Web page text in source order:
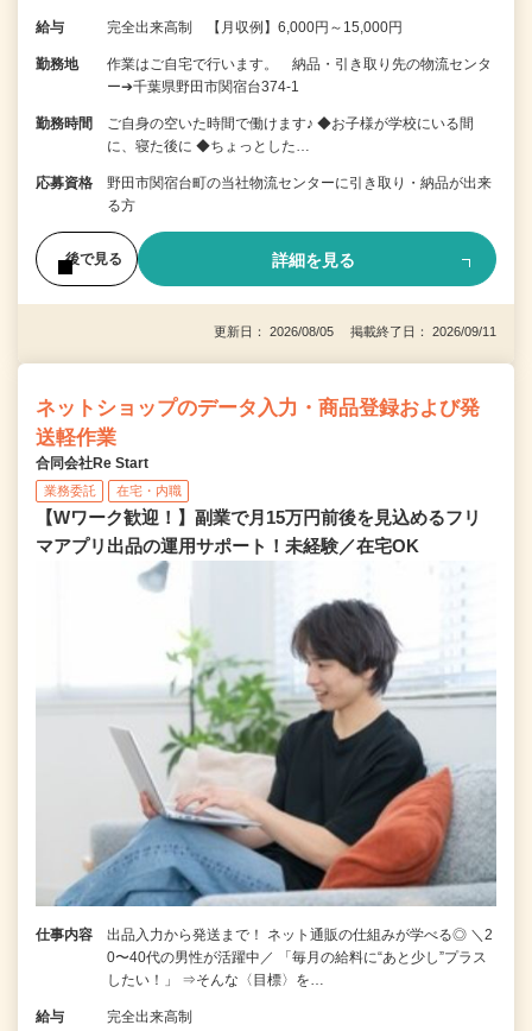
給与 完全出来高制 【月収例】6,000円～15,000円
勤務地
作業はご自宅で行います。 納品・引き取り先の物流センタ
ー➔千葉県野田市関宿台374-1
勤務時間
ご自身の空いた時間で働けます♪ ◆お子様が学校にいる間
に、寝た後に ◆ちょっとした…
応募資格
野田市関宿台町の当社物流センターに引き取り・納品が出来
る方
後で見る 詳細を見る
更新日： 2026/08/05 掲載終了日： 2026/09/11
ネットショップのデータ入力・商品登録および発
送軽作業
合同会社Re Start
業務委託 在宅・内職
【Wワーク歓迎！】副業で月15万円前後を見込めるフリ
マアプリ出品の運用サポート！未経験／在宅OK
仕事内容
出品入力から発送まで！ ネット通販の仕組みが学べる◎ ＼2
0〜40代の男性が活躍中／ 「毎月の給料に“あと少し”プラス
したい！」 ⇒そんな〈目標〉を…
給与 完全出来高制